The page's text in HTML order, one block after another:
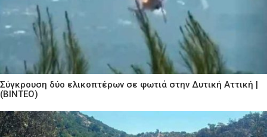
Σύγκρουση δύο ελικοπτέρων σε φωτιά στην Δυτική Αττική |
(ΒΙΝΤΕΟ)